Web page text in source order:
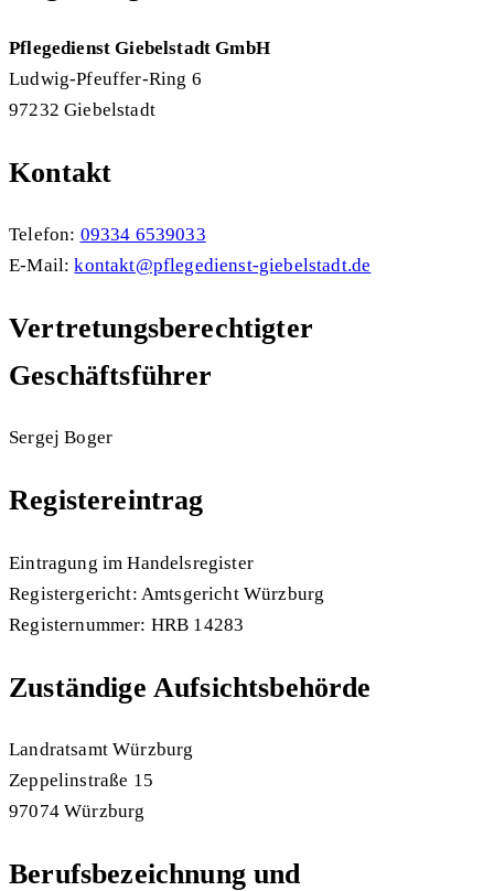
Pflegedienst Giebelstadt GmbH
Ludwig-Pfeuffer-Ring 6
97232 Giebelstadt
Kontakt
Telefon: 09334 6539033
E-Mail: kontakt@pflegedienst-giebelstadt.de
Vertretungsberechtigter
Geschäftsführer
Sergej Boger
Registereintrag
Eintragung im Handelsregister
Registergericht: Amtsgericht Würzburg
Registernummer: HRB 14283
Zuständige Aufsichtsbehörde
Landratsamt Würzburg
Zeppelinstraße 15
97074 Würzburg
Berufsbezeichnung und